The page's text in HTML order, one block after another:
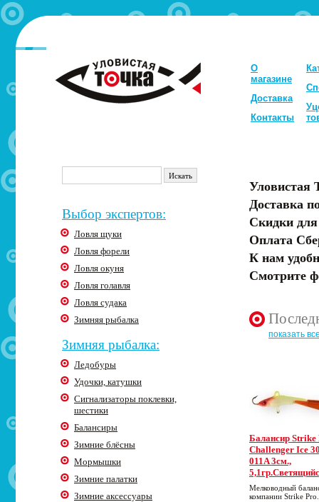
О
магазине
Доставка
Контакты
Выбор экспертов:
Ловля щуки
Ловля форели
Ловля окуня
Ловля голавля
Ловля судака
Зимняя рыбалка
Зимняя рыбалка:
Ледобуры
Удочки, катушки
Сигнализаторы поклевки,
шестики
Балансиры
Зимние блёсны
Мормышки
Зимние палатки
Зимние аксессуары
Уловистая
Доставка
Скидки
Оплата
К нам
Смотрите
показать
Балансир Strike
Challenger Ice
011A 3cм.,
Мелководный
компании Strike Pro.